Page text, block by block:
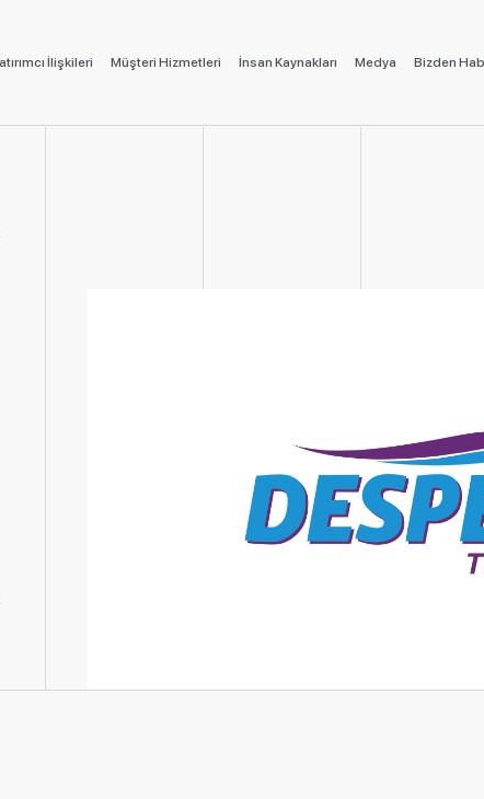
İlişkileri Müşteri Hizmetleri İnsan Kaynakları Medya Bizden